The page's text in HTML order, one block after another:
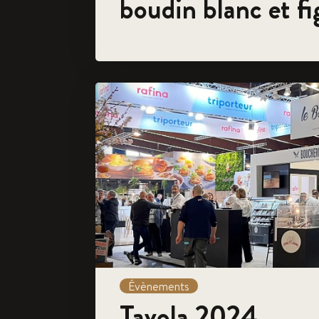
boudin blanc et
Évènements